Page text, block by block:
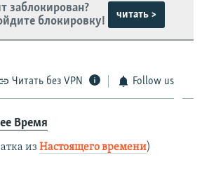
заблокирован?
блокировку!
читать >
Читать без VPN Follow us
Время
из Настоящего времени)